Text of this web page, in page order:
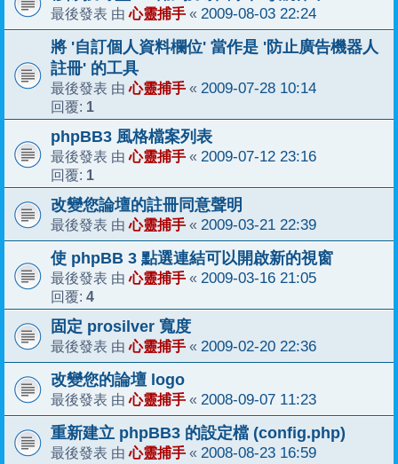
最後發表 由心靈捕手 « 2009-08-03 22:24
將 '自訂個人資料欄位' 當作是 '防止廣告機器人
註冊' 的工具
最後發表 由心靈捕手 « 2009-07-28 10:14
回覆: 1
phpBB3 風格檔案列表
最後發表 由心靈捕手 « 2009-07-12 23:16
回覆: 1
改變您論壇的註冊同意聲明
最後發表 由心靈捕手 « 2009-03-21 22:39
使 phpBB 3 點選連結可以開啟新的視窗
最後發表 由心靈捕手 « 2009-03-16 21:05
回覆: 4
固定 prosilver 寬度
最後發表 由心靈捕手 « 2009-02-20 22:36
改變您的論壇 logo
最後發表 由心靈捕手 « 2008-09-07 11:23
重新建立 phpBB3 的設定檔 (config.php)
最後發表 由心靈捕手 « 2008-08-23 16:59